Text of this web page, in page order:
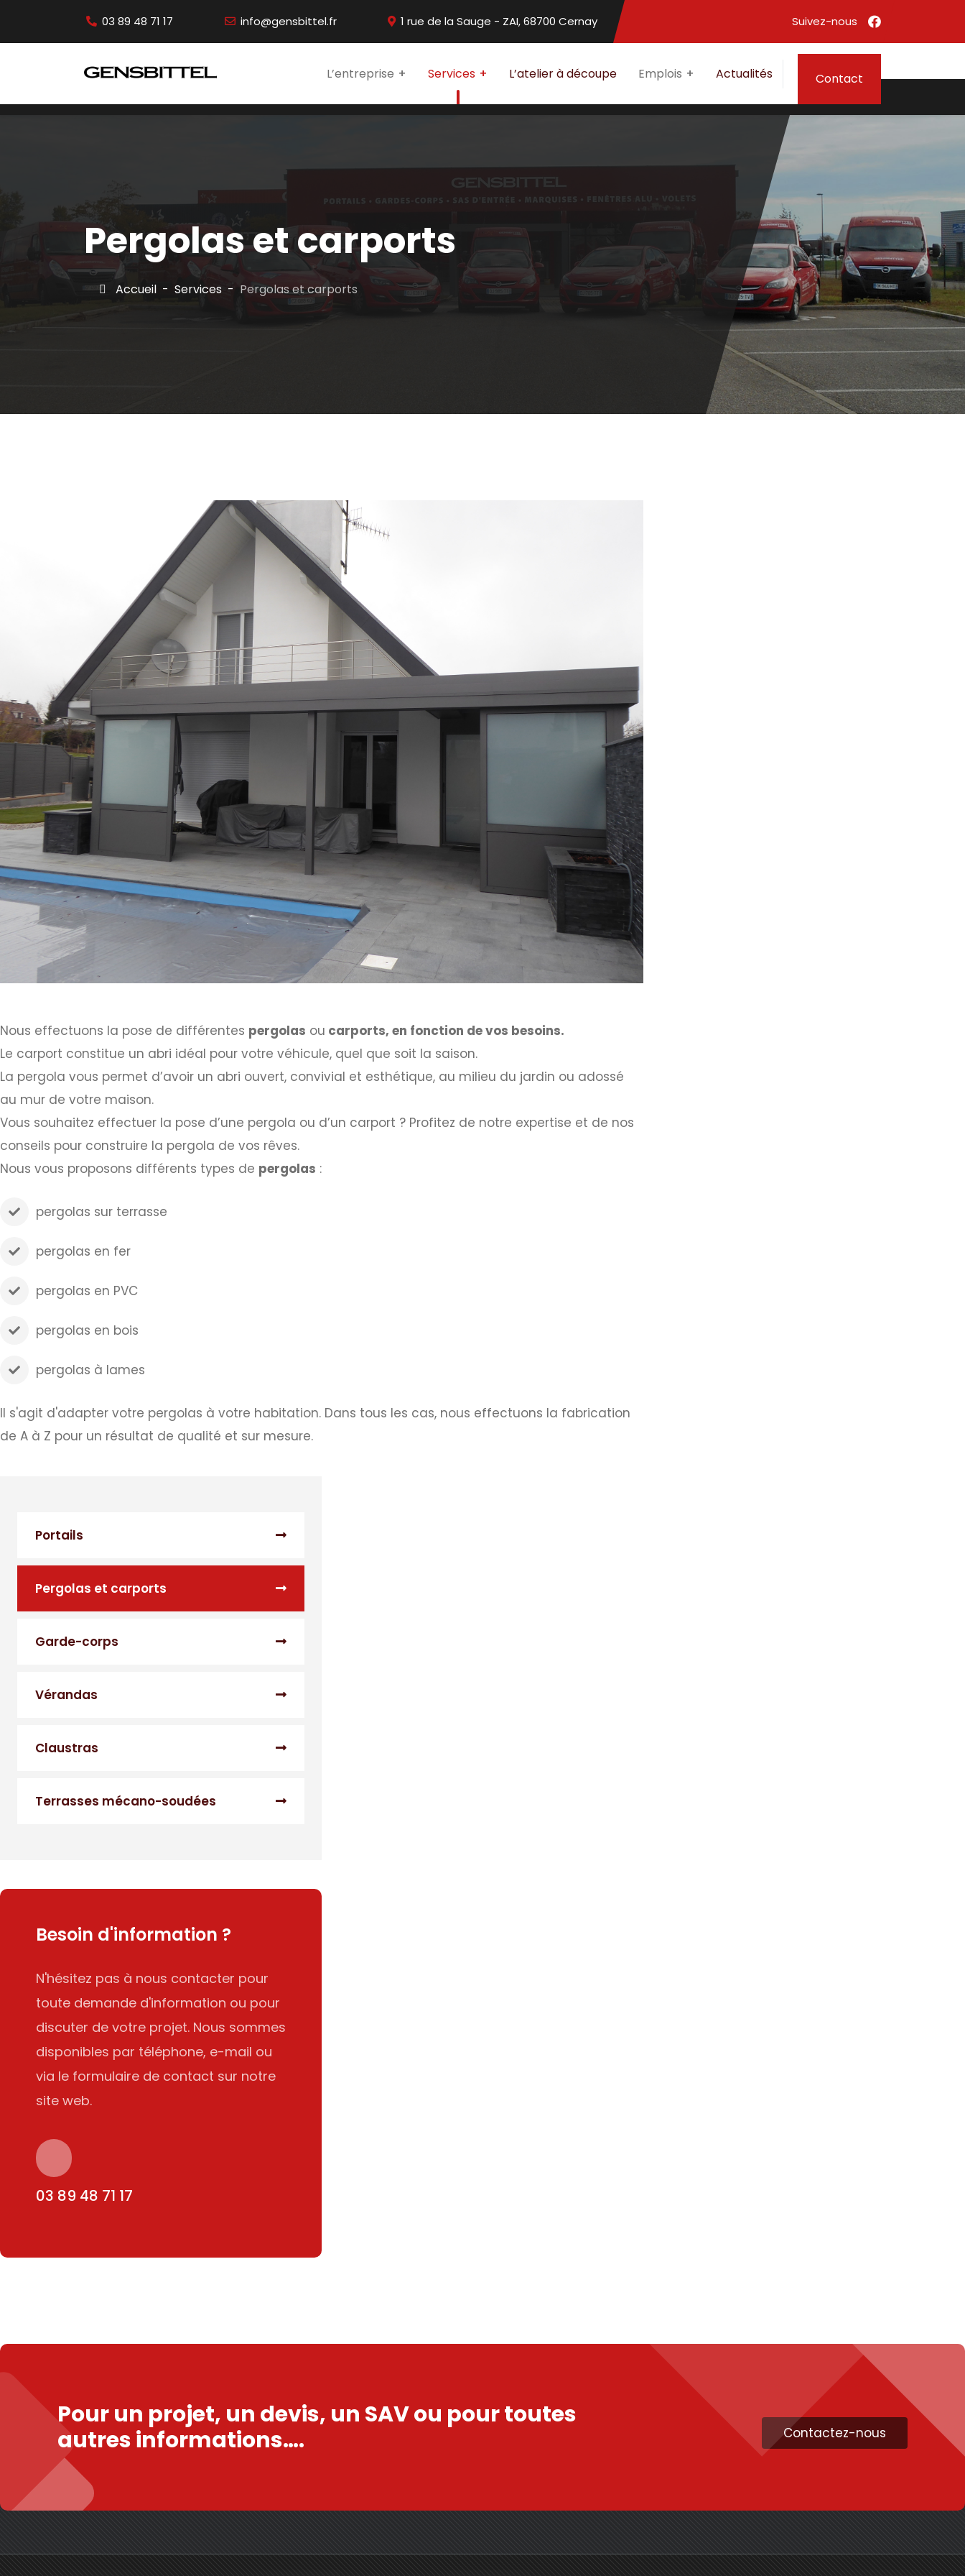
03 89 48 71 17 info@gensbittel.fr 1 rue de la Sauge - ZAI, 68700 Cernay
L’entreprise Services L’atelier à découpe Emplois Actualités Contact
Pergolas et carports
Accueil Services Pergolas et carports
Nous effectuons la pose de différentes pergolas ou carports, en fonction de vos besoins.
Le carport constitue un abri idéal pour votre véhicule, quel que soit la saison.
La pergola vous permet d’avoir un abri ouvert, convivial et esthétique, au milieu du jardin ou adossé
au mur de votre maison.
Vous souhaitez effectuer la pose d’une pergola ou d’un carport ? Profitez de notre expertise et de nos
conseils pour construire la pergola de vos rêves.
Nous vous proposons différents types de pergolas :
pergolas sur terrasse
pergolas en fer
pergolas en PVC
pergolas en bois
pergolas à lames
Il s'agit d'adapter votre pergolas à votre habitation. Dans tous les cas, nous effectuons la fabrication
de A à Z pour un résultat de qualité et sur mesure.
Portails
Pergolas et carports
Garde-corps
Vérandas
Claustras
Terrasses mécano-soudées
Besoin d'information ?
N'hésitez pas à nous contacter pour
toute demande d'information ou pour
discuter de votre projet. Nous sommes
disponibles par téléphone, e-mail ou
via le formulaire de contact sur notre
site web.
03 89 48 71 17
Pour un projet, un devis, un SAV ou pour toutes
autres informations….
Contactez-nous